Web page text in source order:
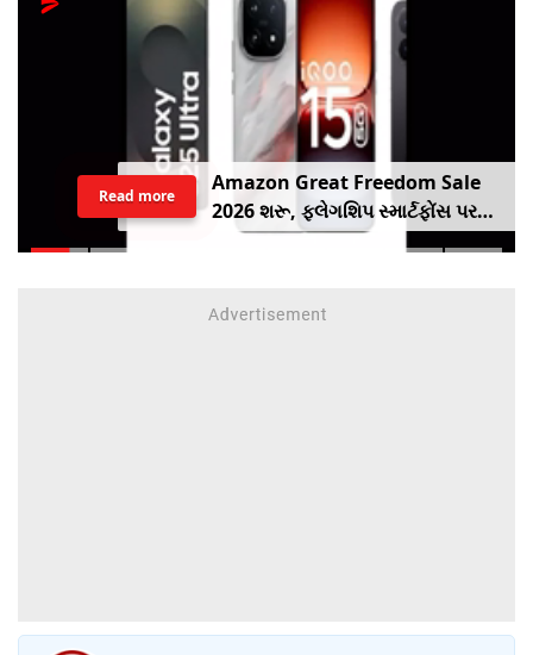
Amazon Great Freedom Sale
2026 શરૂ, ફ્લેગશિપ સ્માર્ટફોંસ પર
બંપર ડિસ્કાઉંટ, ચેક કરો ઓફર
Read more